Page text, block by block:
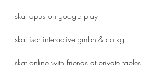
skat apps on google play
skat isar interactive gmbh & co kg
skat online with friends at private tables